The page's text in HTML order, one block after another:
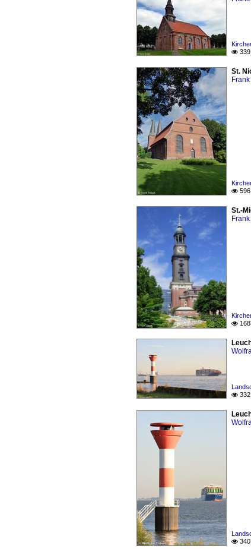
 339
St.
Frank
 596
St.-
Frank

 332
 340